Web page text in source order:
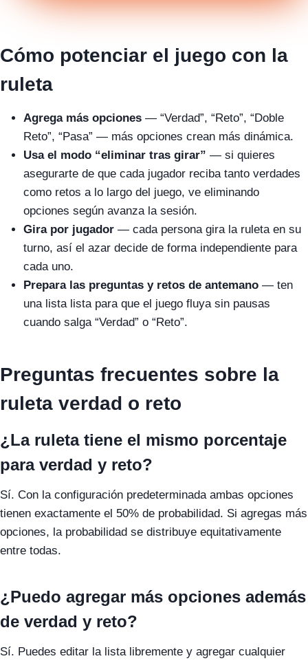
Cómo potenciar el juego con la
ruleta
Agrega más opciones — “Verdad”, “Reto”, “Doble
Reto”, “Pasa” — más opciones crean más dinámica.
Usa el modo “eliminar tras girar” — si quieres
asegurarte de que cada jugador reciba tanto verdades
como retos a lo largo del juego, ve eliminando
opciones según avanza la sesión.
Gira por jugador — cada persona gira la ruleta en su
turno, así el azar decide de forma independiente para
cada uno.
Prepara las preguntas y retos de antemano — ten
una lista lista para que el juego fluya sin pausas
cuando salga “Verdad” o “Reto”.
Preguntas frecuentes sobre la
ruleta verdad o reto
¿La ruleta tiene el mismo porcentaje
para verdad y reto?
Sí. Con la configuración predeterminada ambas opciones
tienen exactamente el 50% de probabilidad. Si agregas más
opciones, la probabilidad se distribuye equitativamente
entre todas.
¿Puedo agregar más opciones además
de verdad y reto?
Sí. Puedes editar la lista libremente y agregar cualquier